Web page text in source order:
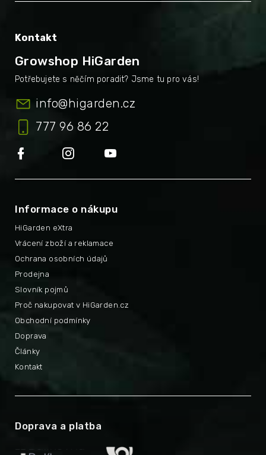
Kontakt
Growshop HiGarden
info@higarden.cz
777 96 86 22
Informace o nákupu
HiGarden eXtra
Proč nakupovat v HiGarden.cz
Vrácení zboží a reklamace
Obchodní podmínky
Ochrana osobních údajů
Doprava
Prodejna
Články
Slovník pojmů
Kontakt
Doprava a platba